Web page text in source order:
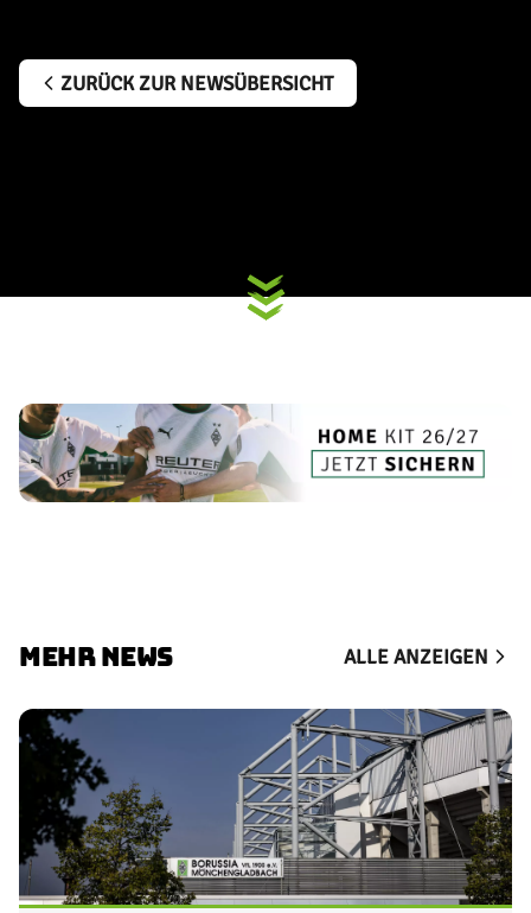
ZURÜCK ZUR NEWSÜBERSICHT
MEHR NEWS ALLE ANZEIGEN